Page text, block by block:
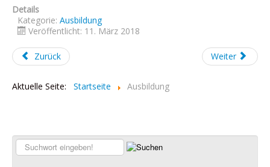
Details
Kategorie: Ausbildung
Veröffentlicht: 11. März 2018
Zurück Weiter
Aktuelle Seite: Startseite Ausbildung
Suchen...